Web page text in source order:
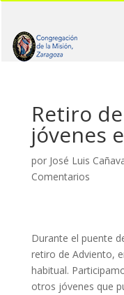
Retiro
jóvenes
por José Luis
Comentarios
Durante el puente
retiro de Adviento,
habitual.
otros jóvenes que